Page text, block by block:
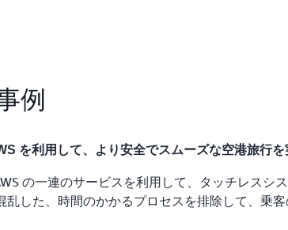
例
を利用して、より安全でスムーズな空港旅行を
の一連のサービスを利用して、タッチレスシ
乱した、時間のかかるプロセスを排除して、乗